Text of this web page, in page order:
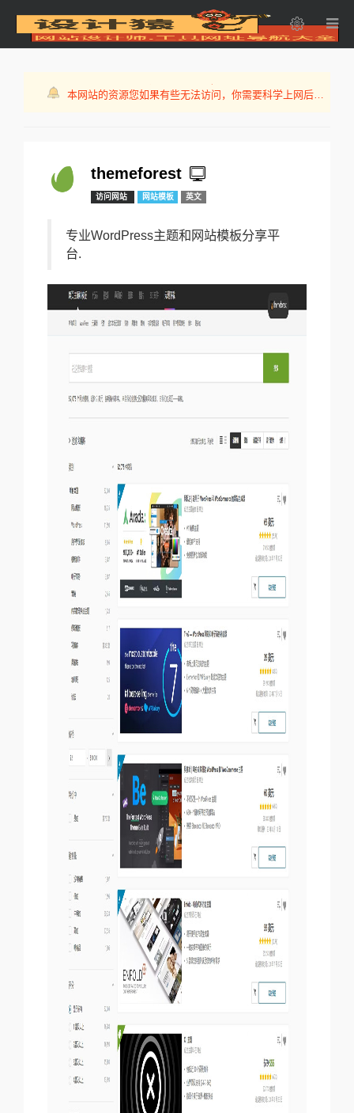
本网站的资源您如果有些无法访问，你需要科学上网后才
本网站的资源您如果有些无法访问，你需要科学上网后才
themeforest
访问网站 网站模板 英文
专业WordPress主题和网站模板分享平
台.